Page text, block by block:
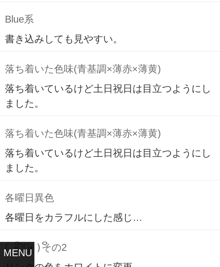
MENU
Blue系
書き込みしても見やすい。
落ち着いた色味(青基調×薄赤×薄黄)
落ち着いているけど土日祝日は目立つようにし
ました。
落ち着いた色味(青基調×薄赤×薄黄)
落ち着いているけど土日祝日は目立つようにし
ました。
各曜日異色
各曜日をカラフルにした感じ…
( ິ•ᆺ⃘• )ິその2